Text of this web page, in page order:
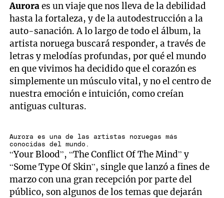
Auroraes un viaje que nos lleva de la debilidad
hasta la fortaleza, y de la autodestrucción a la
auto-sanación. A lo largo de todo el álbum, la
artista noruega buscará responder, a través de
letras y melodías profundas, por qué el mundo
en que vivimos ha decidido que el corazón es
simplemente un músculo vital, y no el centro de
nuestra emoción e intuición, como creían
antiguas culturas.
Aurora es una de las artistas noruegas más
conocidas del mundo.
“Your Blood”, “The Conflict Of The Mind” y
“Some Type Of Skin”, single que lanzó a fines de
marzo con una gran recepción por parte del
público, son algunos de los temas que dejarán